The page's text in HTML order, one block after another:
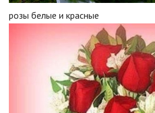
розы белые и красные